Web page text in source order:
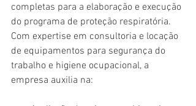
completas para a elaboração e execução
do programa de proteção respiratória.
Com expertise em consultoria e locação
de equipamentos para segurança do
trabalho e higiene ocupacional, a
empresa auxilia na: